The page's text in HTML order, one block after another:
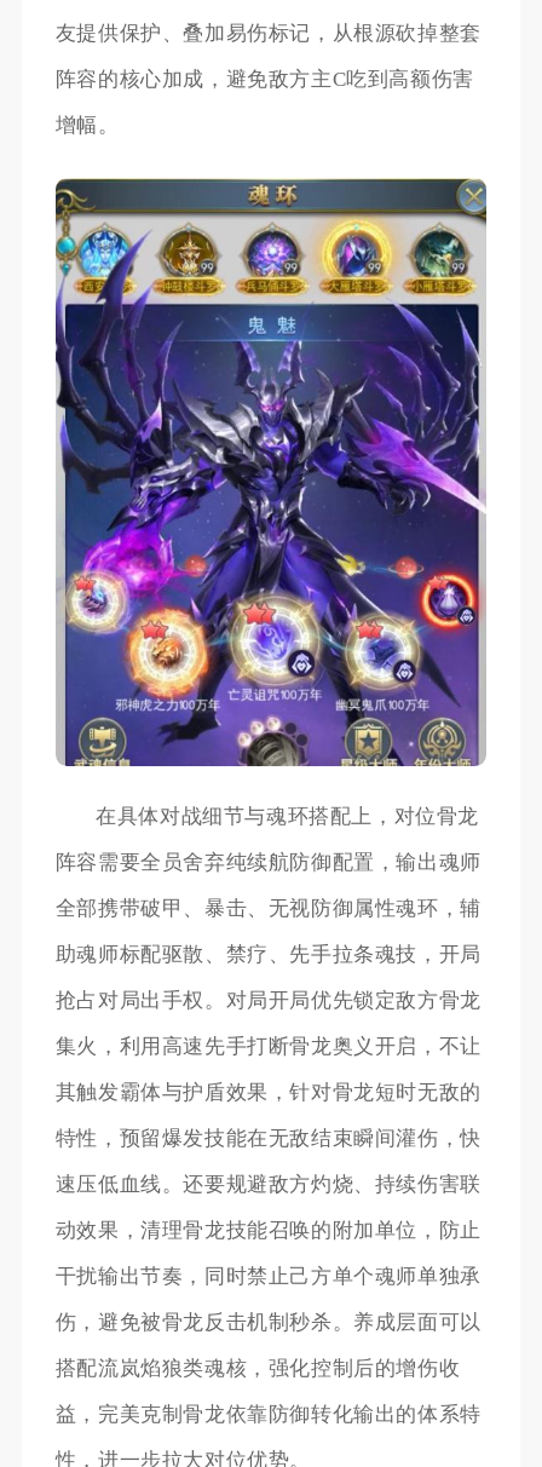
友提供保护、叠加易伤标记，从根源砍掉整套
阵容的核心加成，避免敌方主C吃到高额伤害
增幅。
在具体对战细节与魂环搭配上，对位骨龙
阵容需要全员舍弃纯续航防御配置，输出魂师
全部携带破甲、暴击、无视防御属性魂环，辅
助魂师标配驱散、禁疗、先手拉条魂技，开局
抢占对局出手权。对局开局优先锁定敌方骨龙
集火，利用高速先手打断骨龙奥义开启，不让
其触发霸体与护盾效果，针对骨龙短时无敌的
特性，预留爆发技能在无敌结束瞬间灌伤，快
速压低血线。还要规避敌方灼烧、持续伤害联
动效果，清理骨龙技能召唤的附加单位，防止
干扰输出节奏，同时禁止己方单个魂师单独承
伤，避免被骨龙反击机制秒杀。养成层面可以
搭配流岚焰狼类魂核，强化控制后的增伤收
益，完美克制骨龙依靠防御转化输出的体系特
性，进一步拉大对位优势。